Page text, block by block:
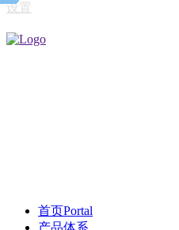
设置
首页Portal